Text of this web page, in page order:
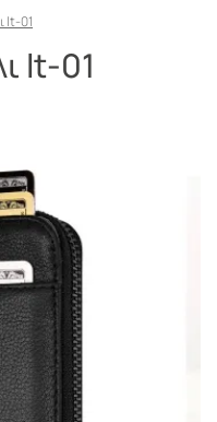
lt-01
lt-01